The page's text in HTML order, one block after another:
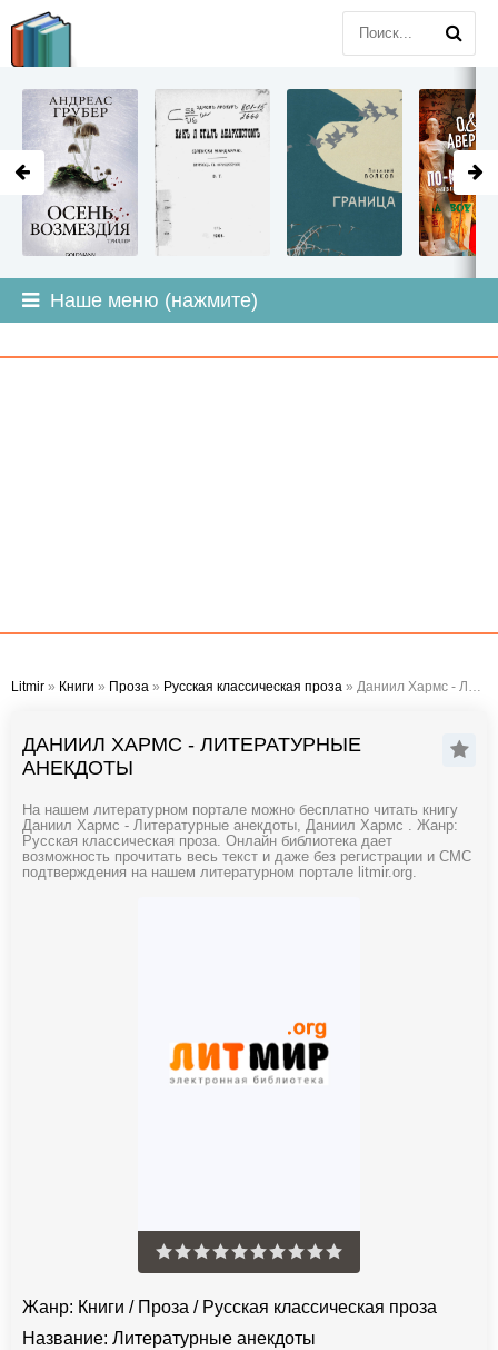
Наше меню (нажмите)
Litmir » Книги » Проза » Русская классическая проза » Даниил Хармс - Литературные анекдоты
ДАНИИЛ ХАРМС - ЛИТЕРАТУРНЫЕ
АНЕКДОТЫ
На нашем литературном портале можно бесплатно читать книгу
Даниил Хармс - Литературные анекдоты, Даниил Хармс . Жанр:
Русская классическая проза. Онлайн библиотека дает
возможность прочитать весь текст и даже без регистрации и СМС
подтверждения на нашем литературном портале litmir.org.
Жанр: Книги / Проза / Русская классическая проза
Название: Литературные анекдоты
LITMIR.ORG